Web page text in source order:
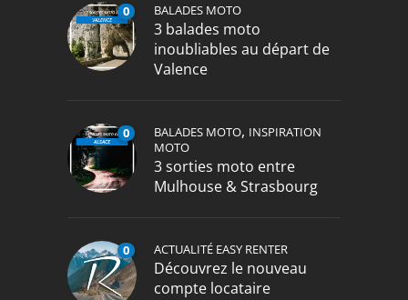
0 BALADES MOTO
3 balades moto
inoubliables au départ de
Valence
0 BALADES MOTO, INSPIRATION
MOTO
3 sorties moto entre
Mulhouse & Strasbourg
0 ACTUALITÉ EASY RENTER
Découvrez le nouveau
compte locataire